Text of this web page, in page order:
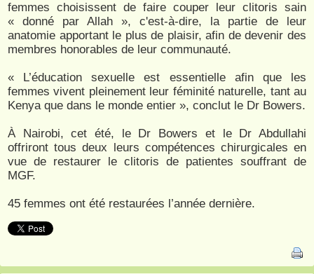
femmes choisissent de faire couper leur clitoris sain
« donné par Allah », c'est-à-dire, la partie de leur
anatomie apportant le plus de plaisir, afin de devenir des
membres honorables de leur communauté.
« L’éducation sexuelle est essentielle afin que les
femmes vivent pleinement leur féminité naturelle, tant au
Kenya que dans le monde entier », conclut le Dr Bowers.
À Nairobi, cet été, le Dr Bowers et le Dr Abdullahi
offriront tous deux leurs compétences chirurgicales en
vue de restaurer le clitoris de patientes souffrant de
MGF.
45 femmes ont été restaurées l’année dernière.